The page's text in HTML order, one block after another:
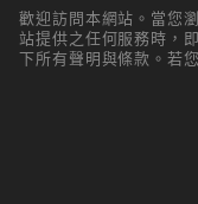
歡迎訪問本網站。當您
站提供之任何服務時，
下所有聲明與條款。若